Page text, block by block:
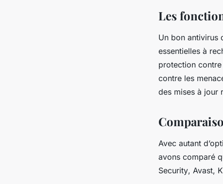
Les
Un bon antivirus
essentielles à
protection
contre les
des mises à jour
Avec autant
avons comparé
Security, Avast,